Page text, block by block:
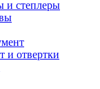
и степлеры
и отвертки